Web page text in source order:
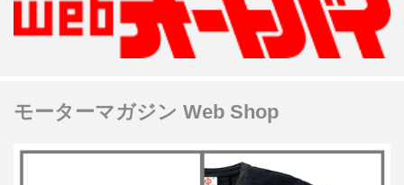
モーターマガジン Web Shop